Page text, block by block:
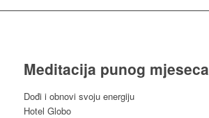
Meditacija punog mjeseca
Dođi i obnovi svoju energiju
Hotel Globo